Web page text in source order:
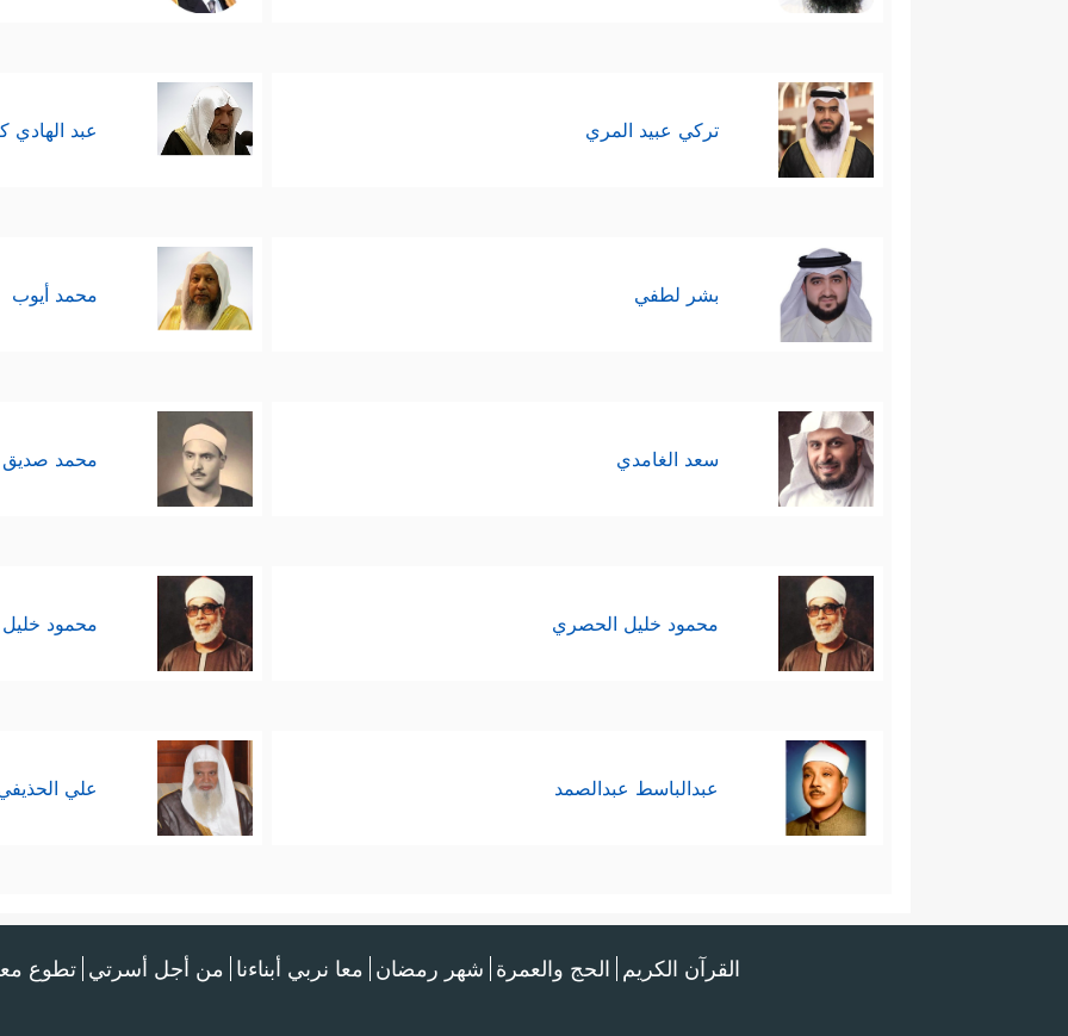
تركي عبيد المري عبد الهادي
بشر لطفي محمد أيوب
سعد الغامدي محمد صديق
محمود خليل الحصري محمود
عبدالباسط عبدالصمد علي
القرآن الكريم الحج والعمرة شهر رمضان معا نربي أبناءنا من أجل أسرتي تطوع